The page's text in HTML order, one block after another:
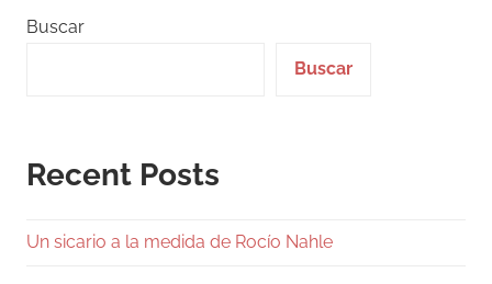
Buscar
Buscar
Recent Posts
Un sicario a la medida de Rocío Nahle